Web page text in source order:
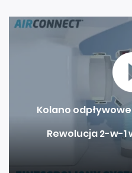
Kolano odpływowe
Rewolucja 2-w-1